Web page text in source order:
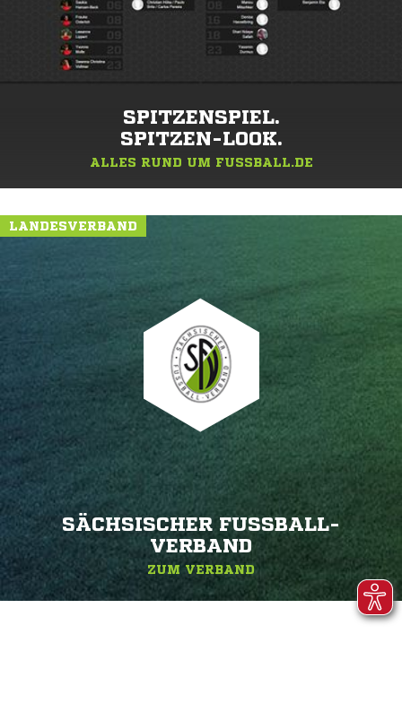
SPITZENSPIEL.
SPITZEN-LOOK.
ALLES RUND UM FUSSBALL.DE
LANDESVERBAND
SÄCHSISCHER FUSSBALL-V
ERBAND
ZUM VERBAND